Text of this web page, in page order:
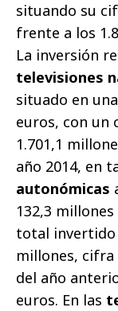
situando su
frente a los
La inversión
televisiones
situado en
euros, con un
1.701,1
año 2014, en
autonómicas
132,3
total invertido
millones, cifra
del año
euros. En las